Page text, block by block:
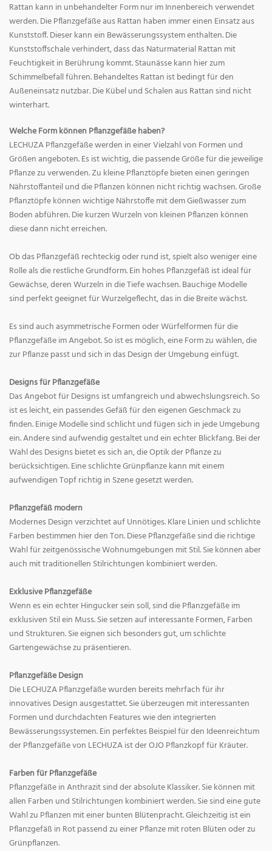
Rattan kann in unbehandelter Form nur im Innenbereich verwendet
werden. Die Pflanzgefäße aus Rattan haben immer einen Einsatz aus
Kunststoff. Dieser kann ein Bewässerungssystem enthalten. Die
Kunststoffschale verhindert, dass das Naturmaterial Rattan mit
Feuchtigkeit in Berührung kommt. Staunässe kann hier zum
Schimmelbefall führen. Behandeltes Rattan ist bedingt für den
Außeneinsatz nutzbar. Die Kübel und Schalen aus Rattan sind nicht
winterhart.
Welche Form können Pflanzgefäße haben?
LECHUZA Pflanzgefäße werden in einer Vielzahl von Formen und
Größen angeboten. Es ist wichtig, die passende Größe für die jeweilige
Pflanze zu verwenden. Zu kleine Pflanztöpfe bieten einen geringen
Nährstoffanteil und die Pflanzen können nicht richtig wachsen. Große
Pflanztöpfe können wichtige Nährstoffe mit dem Gießwasser zum
Boden abführen. Die kurzen Wurzeln von kleinen Pflanzen können
diese dann nicht erreichen.
Ob das Pflanzgefäß rechteckig oder rund ist, spielt also weniger eine
Rolle als die restliche Grundform. Ein hohes Pflanzgefäß ist ideal für
Gewächse, deren Wurzeln in die Tiefe wachsen. Bauchige Modelle
sind perfekt geeignet für Wurzelgeflecht, das in die Breite wächst.
Es sind auch asymmetrische Formen oder Würfelformen für die
Pflanzgefäße im Angebot. So ist es möglich, eine Form zu wählen, die
zur Pflanze passt und sich in das Design der Umgebung einfügt.
Designs für Pflanzgefäße
Das Angebot für Designs ist umfangreich und abwechslungsreich. So
ist es leicht, ein passendes Gefäß für den eigenen Geschmack zu
finden. Einige Modelle sind schlicht und fügen sich in jede Umgebung
ein. Andere sind aufwendig gestaltet und ein echter Blickfang. Bei der
Wahl des Designs bietet es sich an, die Optik der Pflanze zu
berücksichtigen. Eine schlichte Grünpflanze kann mit einem
aufwendigen Topf richtig in Szene gesetzt werden.
Pflanzgefäß modern
Modernes Design verzichtet auf Unnötiges. Klare Linien und schlichte
Farben bestimmen hier den Ton. Diese Pflanzgefäße sind die richtige
Wahl für zeitgenössische Wohnumgebungen mit Stil. Sie können aber
auch mit traditionellen Stilrichtungen kombiniert werden.
Exklusive Pflanzgefäße
Wenn es ein echter Hingucker sein soll, sind die Pflanzgefäße im
exklusiven Stil ein Muss. Sie setzen auf interessante Formen, Farben
und Strukturen. Sie eignen sich besonders gut, um schlichte
Gartengewächse zu präsentieren.
Pflanzgefäße Design
Die LECHUZA Pflanzgefäße wurden bereits mehrfach für ihr
innovatives Design ausgestattet. Sie überzeugen mit interessanten
Formen und durchdachten Features wie den integrierten
Bewässerungssystemen. Ein perfektes Beispiel für den Ideenreichtum
der Pflanzgefäße von LECHUZA ist der OJO Pflanzkopf für Kräuter.
Farben für Pflanzgefäße
Pflanzgefäße in Anthrazit sind der absolute Klassiker. Sie können mit
allen Farben und Stilrichtungen kombiniert werden. Sie sind eine gute
Wahl zu Pflanzen mit einer bunten Blütenpracht. Gleichzeitig ist ein
Pflanzgefäß in Rot passend zu einer Pflanze mit roten Blüten oder zu
Grünpflanzen.